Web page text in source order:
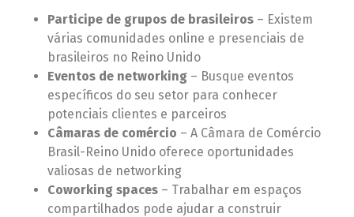
Participe de grupos de brasileiros – Existem
várias comunidades online e presenciais de
brasileiros no Reino Unido
Eventos de networking – Busque eventos
específicos do seu setor para conhecer
potenciais clientes e parceiros
Câmaras de comércio – A Câmara de Comércio
Brasil-Reino Unido oferece oportunidades
valiosas de networking
Coworking spaces – Trabalhar em espaços
compartilhados pode ajudar a construir